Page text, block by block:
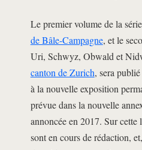
Le premier volume de la
de Bâle-Campagne, et le
Uri, Schwyz, Obwald et
canton de Zurich, sera
à la nouvelle exposition
prévue dans la nouvelle
annoncée en 2017. Sur cette
sont en cours de rédaction,